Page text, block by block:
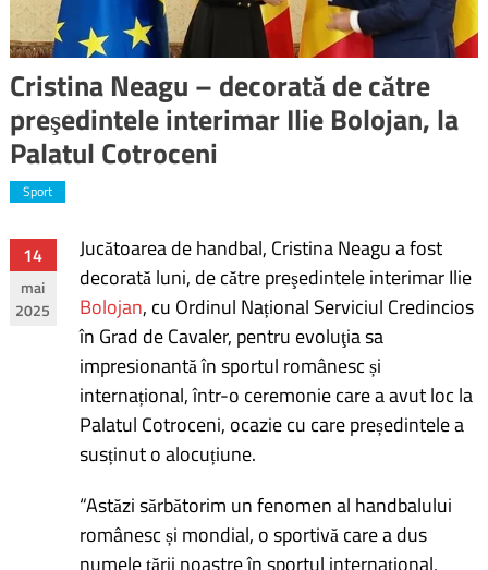
Cristina Neagu – decorată de către
preşedintele interimar Ilie Bolojan, la
Palatul Cotroceni
Sport
14
mai
2025
Jucătoarea de handbal, Cristina Neagu a fost
decorată luni, de către preşedintele interimar Ilie
Bolojan, cu Ordinul Național Serviciul Credincios
în Grad de Cavaler, pentru evoluţia sa
impresionantă în sportul românesc și
internațional, într-o ceremonie care a avut loc la
Palatul Cotroceni, ocazie cu care președintele a
susținut o alocuțiune.
“Astăzi sărbătorim un fenomen al handbalului
românesc și mondial, o sportivă care a dus
Navigare
în
articole